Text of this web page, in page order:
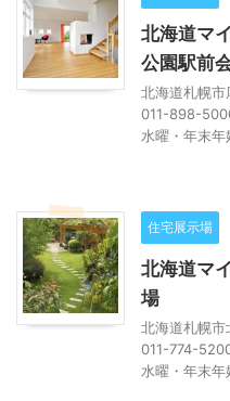
北海道マ
公園駅前
北海道札幌市
011-898-
水曜・年末
住宅展示場
北海道マ
場
北海道札幌市
011-774-
水曜・年末